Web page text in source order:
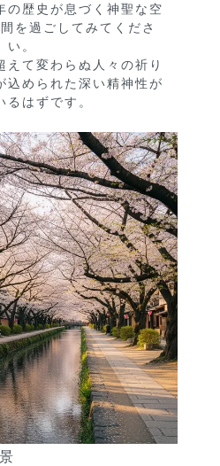
の歴史が息づく神聖な空
を過ごしてみてくださ
い。
えて変わらぬ人々の祈り
込められた深い精神性が
るはずです。